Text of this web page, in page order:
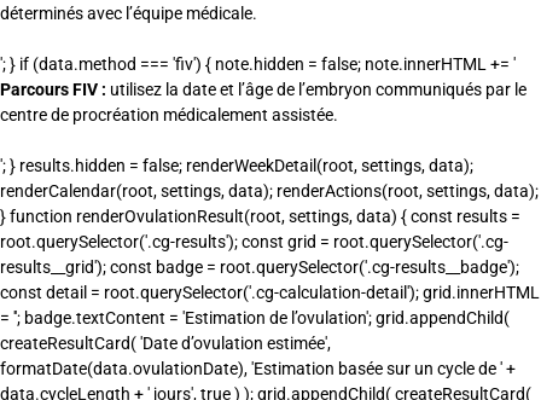
déterminés avec l’équipe médicale.
'; } if (data.method === 'fiv') { note.hidden = false; note.innerHTML += '
Parcours FIV : utilisez la date et l’âge de l’embryon communiqués par le
centre de procréation médicalement assistée.
'; } results.hidden = false; renderWeekDetail(root, settings, data);
renderCalendar(root, settings, data); renderActions(root, settings, data);
} function renderOvulationResult(root, settings, data) { const results =
root.querySelector('.cg-results'); const grid = root.querySelector('.cg-
results__grid'); const badge = root.querySelector('.cg-results__badge');
const detail = root.querySelector('.cg-calculation-detail'); grid.innerHTML
= ''; badge.textContent = 'Estimation de l’ovulation'; grid.appendChild(
createResultCard( 'Date d’ovulation estimée',
formatDate(data.ovulationDate), 'Estimation basée sur un cycle de ' +
data.cycleLength + ' jours', true ) ); grid.appendChild( createResultCard(